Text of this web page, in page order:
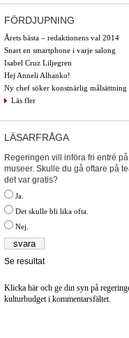
FÖRDJUPNING
Årets bästa – redaktionens val 2014
Snart en smartphone i varje salong
Isabel Cruz Liljegren
Hej Anneli Alhanko!
Ny chef söker konstnärlig målsättning
Läs fler
LÄSARFRÅGA
Regeringen vill införa fri entré
museer. Skulle du gå oftare på
det var gratis?
Ja.
Det skulle bli lika ofta.
Nej.
Se resultat
Klicka här och ge din syn på
kulturbudget i kommentarsfältet.